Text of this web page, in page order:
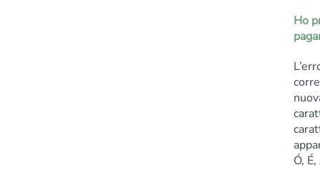
Ho
Ó,